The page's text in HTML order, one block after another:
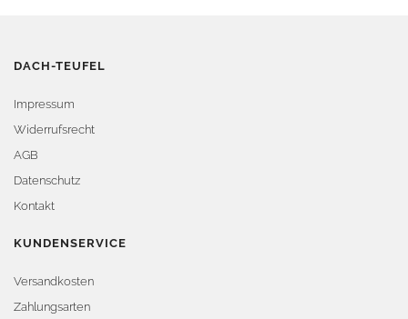
DACH-TEUFEL
Impressum
Widerrufsrecht
AGB
Datenschutz
Kontakt
KUNDENSERVICE
Versandkosten
Zahlungsarten